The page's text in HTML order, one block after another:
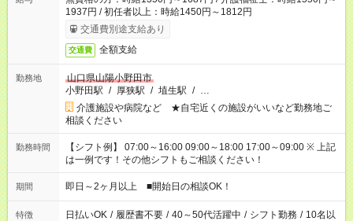
1937円 / 初任者以上：時給1450円～1812円
交通費別途支給あり
交通費 全額支給
勤務地
山口県山陽小野田市
小野田駅 / 厚狭駅 / 埴生駅 / …
介護施設や病院など ★自宅近くの施設がいいなど勤務地ご
相談ください
勤務時間
【シフト例】 07:00～16:00 09:00～18:00 17:00～09:00 ※ 上記
は一例です！その他シフトもご相談ください！
期間 即日～2ヶ月以上 ■開始日の相談OK！
特徴 日払いOK / 履歴書不要 / 40～50代活躍中 / シフト勤務 / 10名以